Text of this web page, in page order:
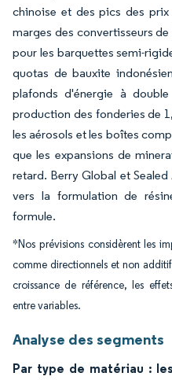
chinoise et des pics des
marges des convertisseurs
pour les barquettes semi-
quotas de bauxite
plafonds d'énergie à
production des fonderies de
les aérosols et les boîtes
que les expansions de
retard. Berry Global et
vers la formulation de
formule.
*Nos prévisions considèrent les
comme directionnels et non
croissance de référence, les
entre variables.
Analyse des segments
Par type de matériau :